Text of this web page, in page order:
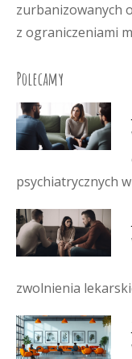
zurbanizowanych
z ograniczeniami
Polecamy
psychiatrycznych
zwolnienia